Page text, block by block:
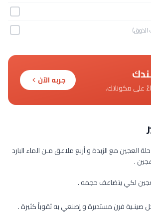
على مكوناتك.
جربه الآن
العجين مع الزبدة و أربع ملاعق مـن الماء البارد
.
لكي يتضاعف حجمه .
صينـية فرن مستديرة و إصنعي به ثقوباً كثيرة .